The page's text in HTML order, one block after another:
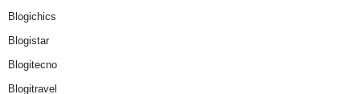
Blogichics
Blogistar
Blogitecno
Blogitravel